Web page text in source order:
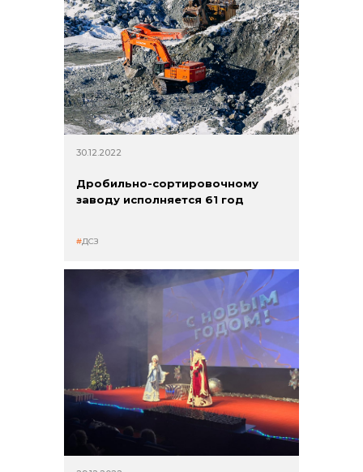
info@vostokcement.ru
30.12.2022
Дробильно-сортировочному
заводу исполняется 61 год
ДСЗ